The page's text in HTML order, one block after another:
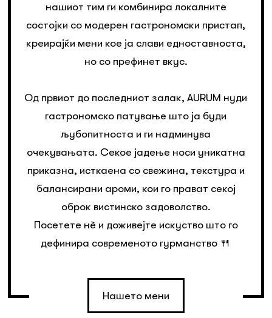
Нашето мени
нашиот тим ги комбинира локалните
состојки со модерен гастрономски пристап,
креирајќи мени кое ја слави едноставноста,
но со префинет вкус.
Од првиот до последниот залак, AURUM нуди
гастрономско патување што ја буди
љубопитноста и ги надминува
очекувањата. Секое јадење носи уникатна
приказна, исткаена со свежина, текстура и
балансирани ароми, кои го прават секој
оброк вистинско задоволство.
Посетете нè и доживејте искуство што го
дефинира современото гурманство 🍴